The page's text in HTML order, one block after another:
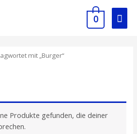
0
mit „Burger“
Produkte gefunden, die deiner